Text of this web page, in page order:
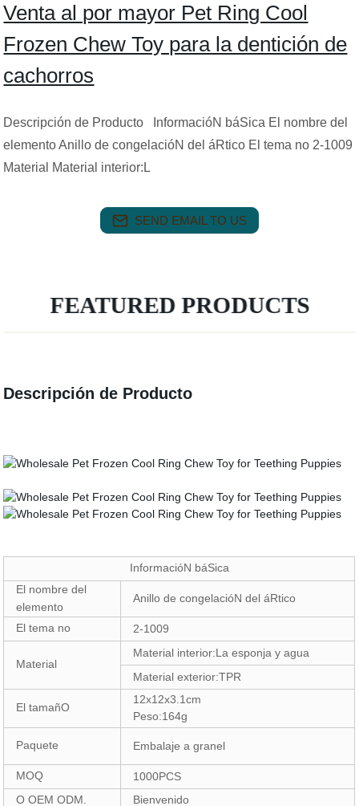
Venta al por mayor Pet Ring Cool
Frozen Chew Toy para la dentición de
cachorros
Descripción de Producto InformacióN báSica El nombre del
elemento Anillo de congelacióN del áRtico El tema no 2-1009
Material Material interior:L
SEND EMAIL TO US
FEATURED PRODUCTS
Descripción de Producto
InformacióN báSica
El nombre del
elemento
Anillo de congelacióN del áRtico
El tema no 2-1009
Material
Material interior:La esponja y agua
Material exterior:TPR
El tamañO
12x12x3.1cm
Peso:164g
Paquete Embalaje a granel
MOQ
1000PCS
O OEM ODM.
Bienvenido